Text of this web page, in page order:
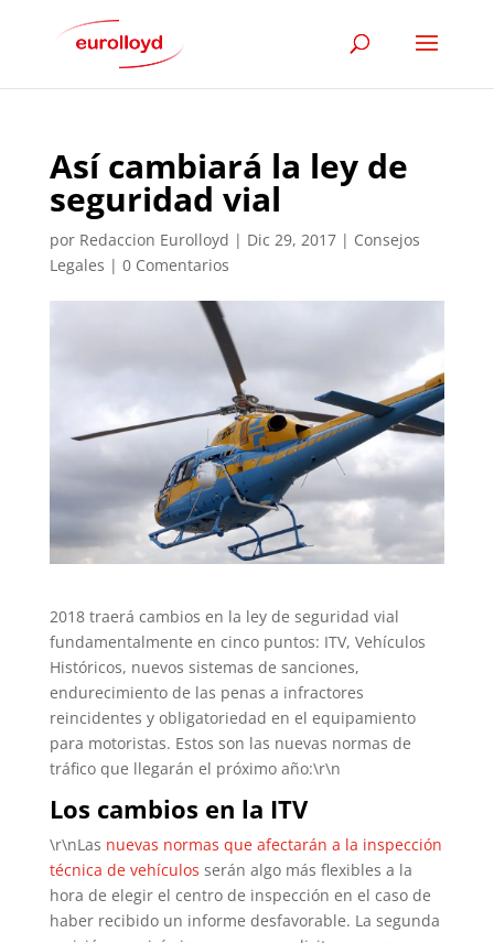
Así cambiará la ley de
seguridad vial
por Redaccion Eurolloyd | Dic 29, 2017| Consejos
Legales | 0 Comentarios
2018 traerá cambios en la ley de seguridad vial
fundamentalmente en cinco puntos: ITV, Vehículos
Históricos, nuevos sistemas de sanciones,
endurecimiento de las penas a infractores
reincidentes y obligatoriedad en el equipamiento
para motoristas. Estos son las nuevas normas de
tráfico que llegarán el próximo año:\r\n
Los cambios en la ITV
\r\nLas nuevas normas que afectarán a la inspección
técnica de vehículos serán algo más flexibles a la
hora de elegir el centro de inspección en el caso de
haber recibido un informe desfavorable. La segunda